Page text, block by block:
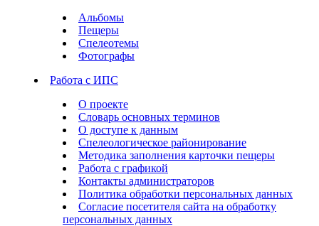
Альбомы
Пещеры
Спелеотемы
Фотографы
Работа с ИПС
О проекте
Словарь основных терминов
О доступе к данным
Спелеологическое районирование
Методика заполнения карточки пещеры
Работа с графикой
Контакты администраторов
Политика обработки персональных данных
Согласие посетителя сайта на обработку
персональных данных